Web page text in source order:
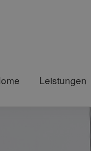
Leistungen